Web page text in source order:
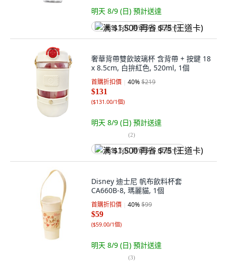
明天 8/9 (日) 預計送達
满 $1,500 再省 $75 (王道卡)
奢華背帶雙飲玻璃杯 含背帶 + 按鍵 18
x 8.5cm, 白拚紅色, 520ml, 1個
首購折扣價 40%$219
$131
($131.00/1個)
明天 8/9 (日) 預計送達
(2)
满 $1,500 再省 $75 (王道卡)
Disney 迪士尼 帆布飲料杯套
CA660B-8, 瑪麗貓, 1個
首購折扣價 40%$99
$59
($59.00/1個)
明天 8/9 (日) 預計送達
(3)